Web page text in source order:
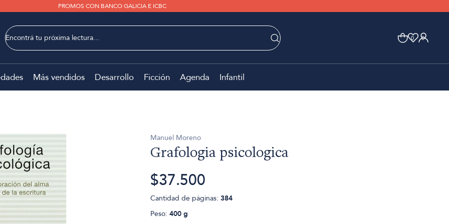
PROMOS CON BANCO GALICIA E ICBC
0 0
Más vendidos Desarrollo Ficción Agenda Infantil
Manuel Moreno
Grafologia psicologica
$37.500
Cantidad de páginas: 384
Peso: 400 g